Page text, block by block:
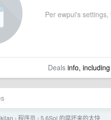
Per ewpui's
Dealsinfo,
› 程序员 › 5.6Sol 的腐坏来的太快